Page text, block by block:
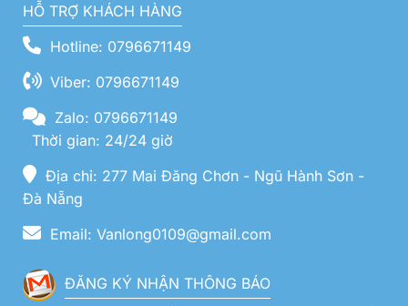
HỖ TRỢ KHÁCH HÀNG
Hotline: 0796671149
Viber: 0796671149
Zalo: 0796671149
Thời gian: 24/24 giờ
Địa chỉ: 277 Mai Đăng Chơn - Ngũ Hành Sơn -
Đà Nẵng
Email: Vanlong0109@gmail.com
ĐĂNG KÝ NHẬN THÔNG BÁO